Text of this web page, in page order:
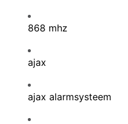
868 mhz
ajax
ajax alarmsysteem